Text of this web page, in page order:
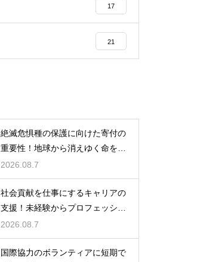
17
21
絶滅危惧種の保護に向けた寄付の
重要性！地球から消えゆく命を食
い止める
2026.08.7
社会貢献を仕事にするキャリアの
支援！未経験からプロフェッショ
ナルへ
2026.08.7
国際協力のボランティアに短期で